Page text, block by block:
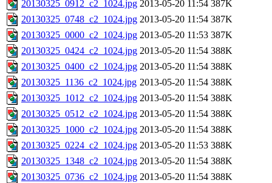
20130325_0912_c2_1024.jpg 2013-05-20 11:54 387K
20130325_0748_c2_1024.jpg 2013-05-20 11:54 387K
20130325_0000_c2_1024.jpg 2013-05-20 11:53 387K
20130325_0424_c2_1024.jpg 2013-05-20 11:54 388K
20130325_0400_c2_1024.jpg 2013-05-20 11:54 388K
20130325_1136_c2_1024.jpg 2013-05-20 11:54 388K
20130325_1012_c2_1024.jpg 2013-05-20 11:54 388K
20130325_0512_c2_1024.jpg 2013-05-20 11:54 388K
20130325_1000_c2_1024.jpg 2013-05-20 11:54 388K
20130325_0224_c2_1024.jpg 2013-05-20 11:53 388K
20130325_1348_c2_1024.jpg 2013-05-20 11:54 388K
20130325_0736_c2_1024.jpg 2013-05-20 11:54 388K